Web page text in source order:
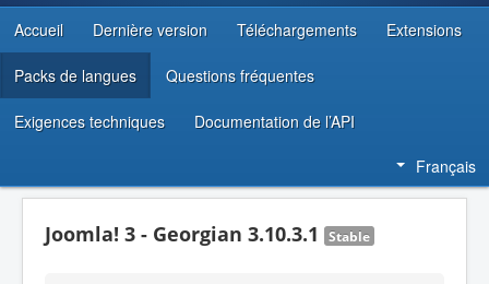
RESSOURCES DÉVELOPPEURS
Accueil Dernière version Téléchargements Extensions
Packs de langues Questions fréquentes
Exigences techniques Documentation de l’API
Français
Joomla! 3 - Georgian 3.10.3.1 Stable